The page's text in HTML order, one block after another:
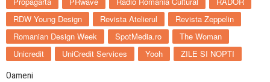
RDW Young Design
Revista Atelierul
Revista Zeppelin
Romanian Design Week
SpotMedia.ro
The Woman
Unicredit
UniCredit Services Yooh ZILE SI NOPTI
Oameni